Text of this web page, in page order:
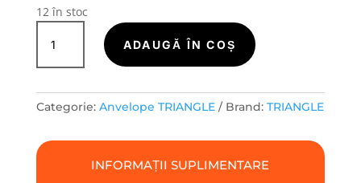
454.83 lei.
12 în stoc
Cantitate
TRIANGLE
SPORTEX
255/40R21
ADAUGĂ ÎN COȘ
Categorie: Anvelope TRIANGLE Brand: TRIANGLE
INFORMAȚII SUPLIMENTARE